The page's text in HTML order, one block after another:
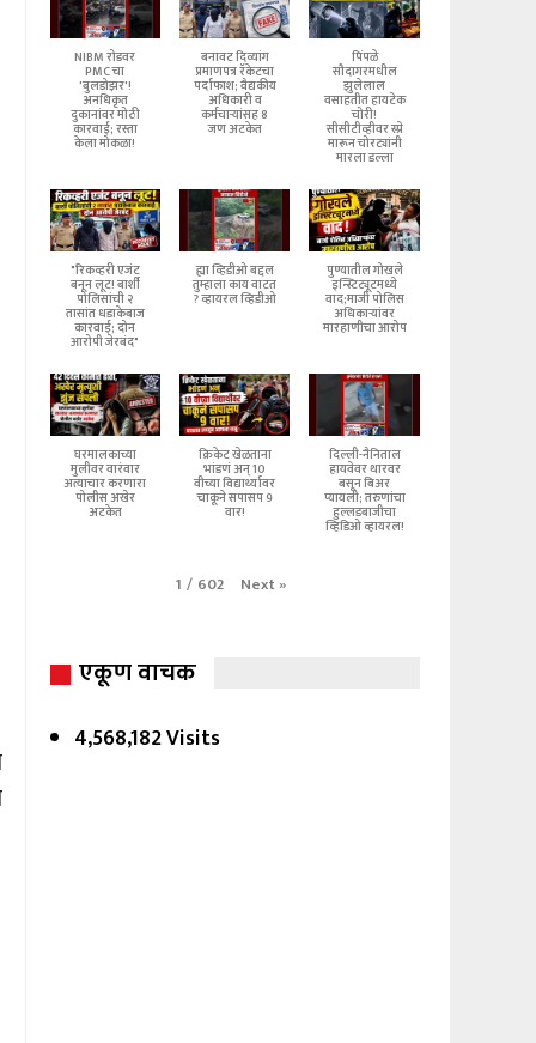
NIBM रोडवर
PMC चा
'बुलडोझर'!
अनधिकृत
दुकानांवर मोठी
कारवाई; रस्ता
केला मोकळा!
बनावट दिव्यांग
प्रमाणपत्र रॅकेटचा
पर्दाफाश; वैद्यकीय
अधिकारी व
कर्मचाऱ्यांसह 8
जण अटकेत
पिंपळे
सौदागरमधील
झुलेलाल
वसाहतीत हायटेक
चोरी!
सीसीटीव्हीवर स्प्रे
मारून चोरट्यांनी
मारला डल्ला
"रिकव्हरी एजंट
बनून लूट! बार्शी
पोलिसांची २
तासांत धडाकेबाज
कारवाई; दोन
आरोपी जेरबंद"
ह्या व्हिडीओ बद्दल
तुम्हाला काय वाटत
? व्हायरल व्हिडीओ
पुण्यातील गोखले
इन्स्टिट्यूटमध्ये
वाद;माजी पोलिस
अधिकाऱ्यांवर
मारहाणीचा आरोप
घरमालकाच्या
मुलीवर वारंवार
अत्याचार करणारा
पोलीस अखेर
अटकेत
क्रिकेट खेळताना
भांडणं अन् 10
वीच्या विद्यार्थ्यावर
चाकूने सपासप 9
वार!
दिल्ली-नैनिताल
हायवेवर थारवर
बसून बिअर
प्यायली; तरुणांचा
हुल्लडबाजीचा
व्हिडिओ व्हायरल!
1 / 602 Next»
एकूण वाचक
4,568,182 Visits